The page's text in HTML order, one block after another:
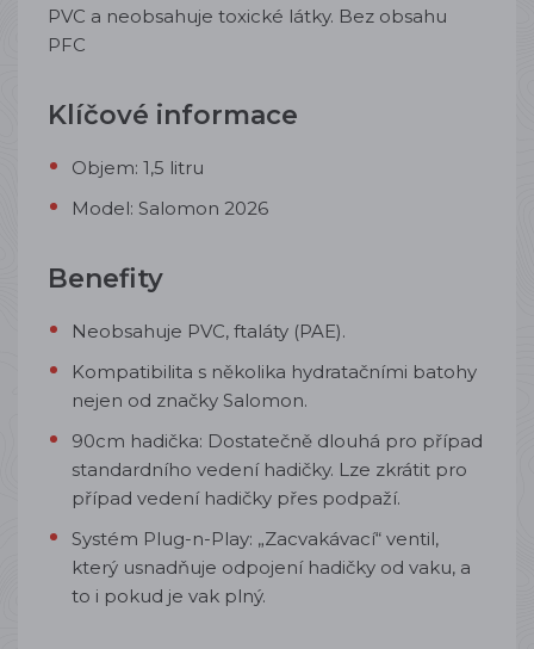
PVC a neobsahuje toxické látky. Bez obsahu
PFC
Klíčové informace
Objem: 1,5 litru
Model: Salomon 2026
Benefity
Neobsahuje PVC, ftaláty (PAE).
Kompatibilita s několika hydratačními batohy
nejen od značky Salomon.
90cm hadička: Dostatečně dlouhá pro případ
standardního vedení hadičky. Lze zkrátit pro
případ vedení hadičky přes podpaží.
Systém Plug-n-Play: „Zacvakávací“ ventil,
který usnadňuje odpojení hadičky od vaku, a
to i pokud je vak plný.